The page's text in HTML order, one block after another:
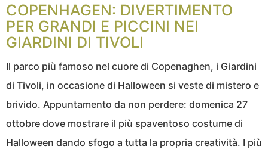
COPENHAGEN: DIVERTIMENTO
PER GRANDI E PICCINI NEI
GIARDINI DI TIVOLI
Il parco più famoso nel cuore di Copenaghen, i Giardini
di Tivoli, in occasione di Halloween si veste di mistero e
brivido. Appuntamento da non perdere: domenica 27
ottobre dove mostrare il più spaventoso costume di
Halloween dando sfogo a tutta la propria creatività. I più